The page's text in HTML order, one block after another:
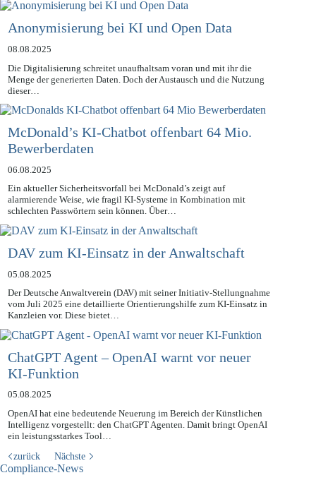
Anonymisierung bei KI und Open Data
08.08.2025
Die Digitalisierung schreitet unaufhaltsam voran und mit ihr die
Menge der generierten Daten. Doch der Austausch und die Nutzung
dieser…
McDonald’s KI-Chatbot offenbart 64 Mio.
Bewerberdaten
06.08.2025
Ein aktueller Sicherheitsvorfall bei McDonald’s zeigt auf
alarmierende Weise, wie fragil KI-Systeme in Kombination mit
schlechten Passwörtern sein können. Über…
DAV zum KI-Einsatz in der Anwaltschaft
05.08.2025
Der Deutsche Anwaltverein (DAV) mit seiner Initiativ-Stellungnahme
vom Juli 2025 eine detaillierte Orientierungshilfe zum KI-Einsatz in
Kanzleien vor. Diese bietet…
ChatGPT Agent – OpenAI warnt vor neuer
KI-Funktion
05.08.2025
OpenAI hat eine bedeutende Neuerung im Bereich der Künstlichen
Intelligenz vorgestellt: den ChatGPT Agenten. Damit bringt OpenAI
ein leistungsstarkes Tool…
zurück
Nächste
Compliance-News